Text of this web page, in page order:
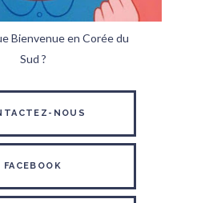
Bienvenue en Corée du
Sud ?
NOUS
FACEBOOK